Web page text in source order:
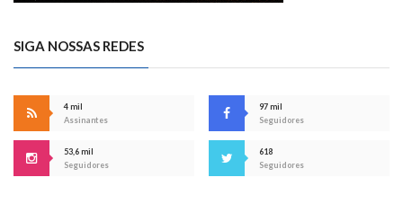
SIGA NOSSAS REDES
4 mil
Assinantes
97 mil
Seguidores
53,6 mil
Seguidores
618
Seguidores